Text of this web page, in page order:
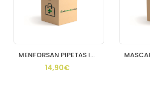
MENFORSAN PIPETAS INSECTOS PERROS GATOS 2U
14,90€